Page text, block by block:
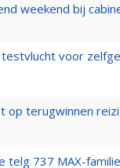
weekend bij
voor
op terugwinnen
telg 737 MAX-